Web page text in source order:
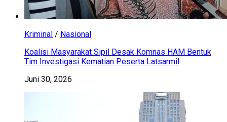
Kriminal / Nasional
Koalisi Masyarakat Sipil Desak Komnas HAM Bentuk
Tim Investigasi Kematian Peserta Latsarmil
Juni 30, 2026